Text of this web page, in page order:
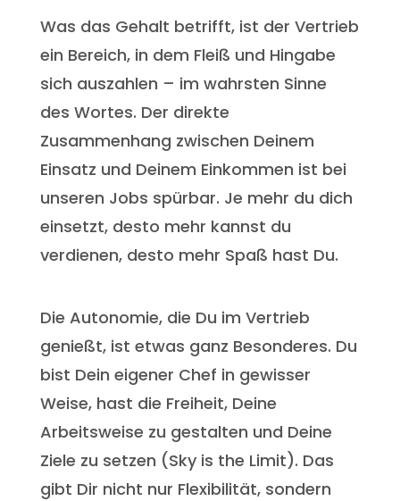
Was das Gehalt betrifft, ist der Vertrieb
ein Bereich, in dem Fleiß und Hingabe
sich auszahlen – im wahrsten Sinne
des Wortes. Der direkte
Zusammenhang zwischen Deinem
Einsatz und Deinem Einkommen ist bei
unseren Jobs spürbar. Je mehr du dich
einsetzt, desto mehr kannst du
verdienen, desto mehr Spaß hast Du.
Die Autonomie, die Du im Vertrieb
genießt, ist etwas ganz Besonderes. Du
bist Dein eigener Chef in gewisser
Weise, hast die Freiheit, Deine
Arbeitsweise zu gestalten und Deine
Ziele zu setzen (Sky is the Limit). Das
gibt Dir nicht nur Flexibilität, sondern